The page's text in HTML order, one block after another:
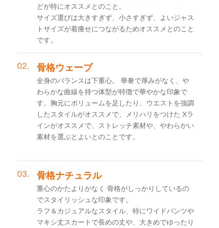
どが特にオススメとのこと。
サイズ選びは大きすぎず、小さすぎず、よいジャス
トサイズが着痩せにつながるためオススメとのこと
です。
骨格ウェーブ
全身のバランスは下重心。 華奢で厚みがなく、や
わらかな曲線を持つ体型が特徴で華やかな印象で
す。胸元にボリュームを足したり、ウエストを強調
したスタイルがオススメで、メリハリをつけた Xラ
インがオススメで、ストレッチ素材や、やわらかい
素材を選ぶとよいとのことです。
骨格ナチュラル
重心のかたよりがなく 骨格がしっかりしているの
でスタイリッシュな印象です。
ラフ＆カジュアルなスタイル、特にワイドパンツや
マキシ丈スカートで長めの丈や、大きめでゆったり